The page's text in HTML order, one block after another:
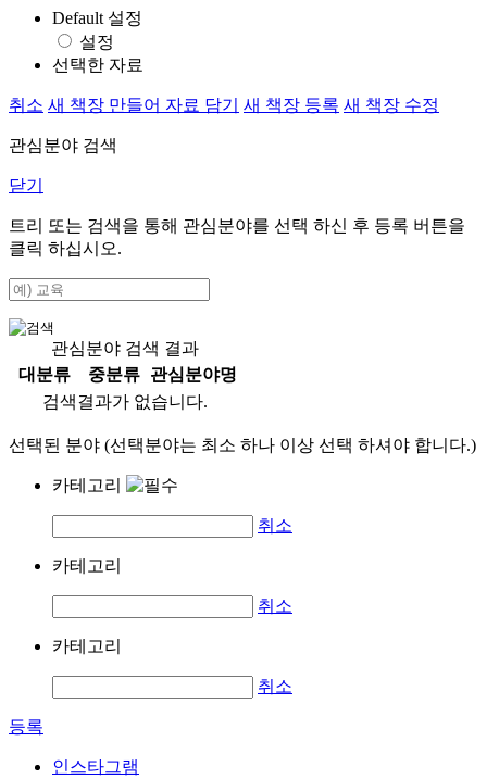
Default 설정
설정
선택한 자료
취소 새 책장 만들어 자료 담기 새 책장 등록 새 책장 수정
관심분야 검색
닫기
트리 또는 검색을 통해 관심분야를 선택 하신 후 등록 버튼을
클릭 하십시오.
관심분야 검색 결과
대분류
중분류
관심분야명
검색결과가 없습니다.
선택된 분야 (선택분야는 최소 하나 이상 선택 하셔야 합니다.)
카테고리
취소
카테고리
취소
카테고리
취소
등록
인스타그램